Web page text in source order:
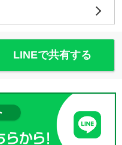
LINEで共有する